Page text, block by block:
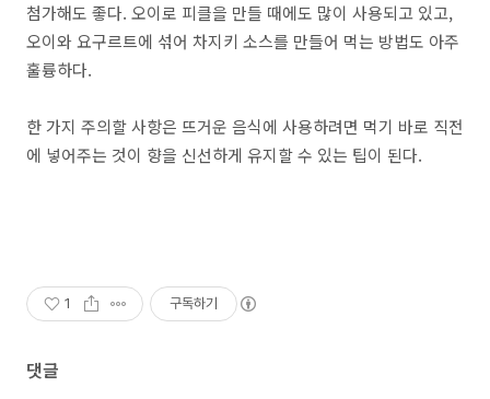
첨가해도 좋다. 오이로 피클을 만들 때에도 많이 사용되고 있고,
오이와 요구르트에 섞어 차지키 소스를 만들어 먹는 방법도 아주
훌륭하다.
한 가지 주의할 사항은 뜨거운 음식에 사용하려면 먹기 바로 직전
에 넣어주는 것이 향을 신선하게 유지할 수 있는 팁이 된다.
1 구독하기
댓글